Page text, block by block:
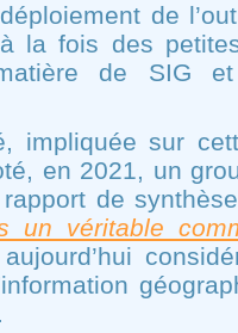
de
la fois des
de SIG
impliquée sur
en 2021, un
de
un véritable